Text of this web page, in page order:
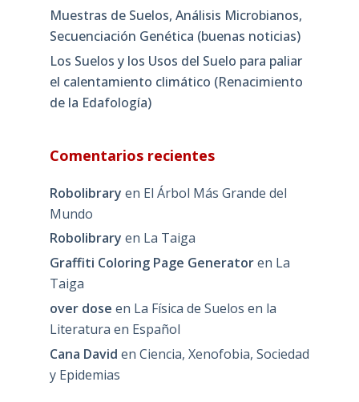
Muestras de Suelos, Análisis Microbianos,
Secuenciación Genética (buenas noticias)
Los Suelos y los Usos del Suelo para paliar
el calentamiento climático (Renacimiento
de la Edafología)
Comentarios recientes
Robolibrary en El Árbol Más Grande del
Mundo
Robolibrary en La Taiga
Graffiti Coloring Page Generatoren La
Taiga
over dose en La Física de Suelos en la
Literatura en Español
Cana David en Ciencia, Xenofobia, Sociedad
y Epidemias